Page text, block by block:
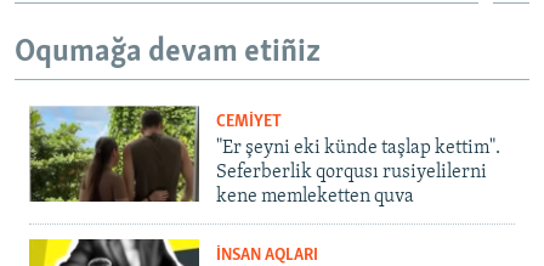
Oqumağa devam etiñiz
CEMİYET
"Er şeyni eki künde taşlap kettim".
Seferberlik qorqusı rusiyelilerni
kene memleketten quva
İNSAN AQLARI